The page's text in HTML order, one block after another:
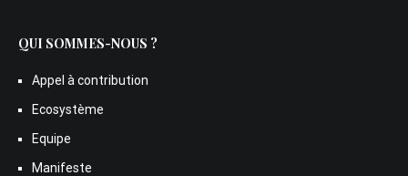
QUI SOMMES-NOUS ?
Appel à contribution
Ecosystème
Equipe
Manifeste